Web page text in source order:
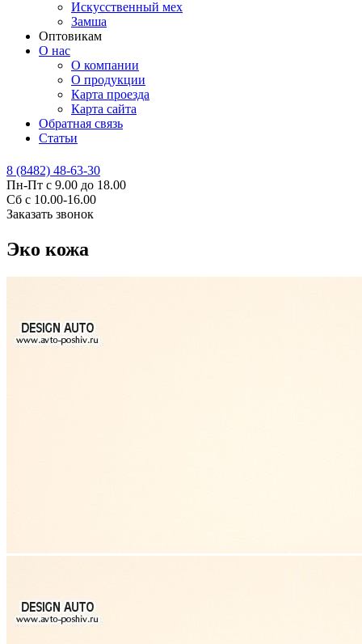
Искусственный мех
Замша
Оптовикам
О нас
О компании
О продукции
Карта проезда
Карта сайта
Обратная связь
Статьи
8 (8482) 48-63-30
Пн-Пт с 9.00 до 18.00
Сб с 10.00-16.00
Заказать звонок
Эко кожа